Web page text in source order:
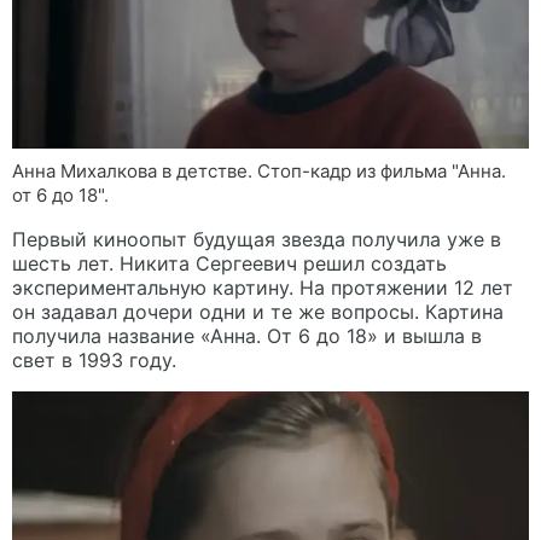
Анна Михалкова в детстве. Стоп-кадр из фильма "Анна.
от 6 до 18".
Первый киноопыт будущая звезда получила уже в
шесть лет. Никита Сергеевич решил создать
экспериментальную картину. На протяжении 12 лет
он задавал дочери одни и те же вопросы. Картина
получила название «Анна. От 6 до 18» и вышла в
свет в 1993 году.